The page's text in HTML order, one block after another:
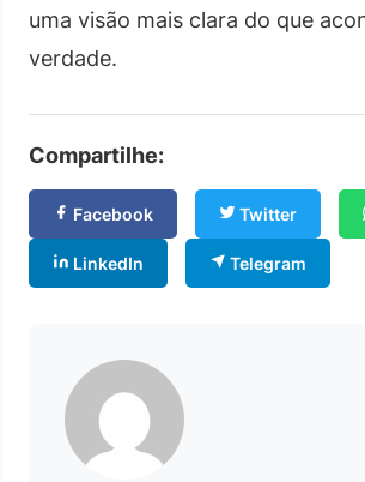
uma visão mais clara do que
verdade.
Compartilhe:
Facebook Twitter
LinkedIn Telegram